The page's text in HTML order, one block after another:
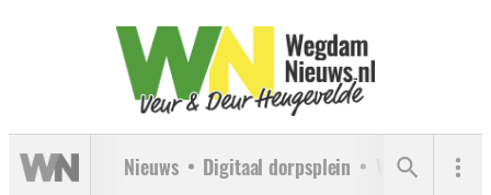
Nieuws Digitaal dorpsplein Verenigingen